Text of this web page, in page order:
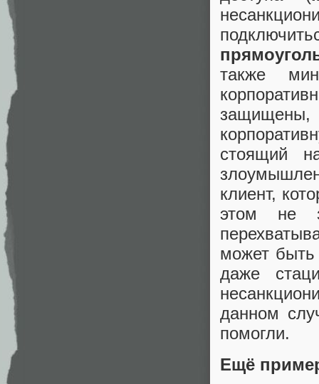
также
защищены,
стоящий
клиент,
этом не
может быть
даже
данном
помогли.
Ещё